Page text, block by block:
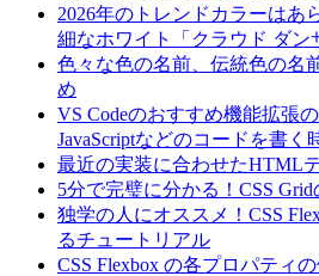
2026年のトレンドカラーはあ
細なホワイト「クラウド ダン
色々な色の名前、伝統色の名
め
VS Codeのおすすめ機能拡張
JavaScriptなどのコードを書く
最近の実装に合わせたHTML
5分で完璧に分かる！CSS
独学の人にオススメ！CSS
るチュートリアル
CSS Flexbox の各プロパティ